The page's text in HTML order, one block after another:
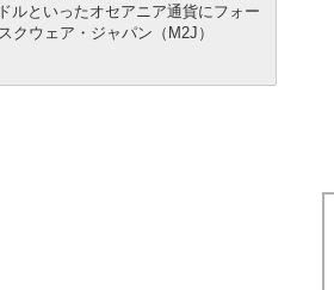
ルといったオセアニア通貨にフォー
ウェア・ジャパン（M2J）